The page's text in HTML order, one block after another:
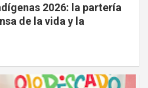
2026: la partería
de la vida y la